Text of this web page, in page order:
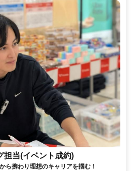
担当(イベント成約)
ら携わり理想のキャリアを掴む！